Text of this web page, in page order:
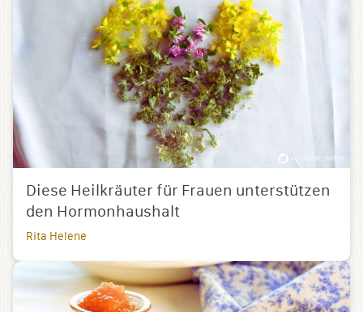
Diese Heilkräuter für Frauen unterstützen
den Hormonhaushalt
Rita Helene